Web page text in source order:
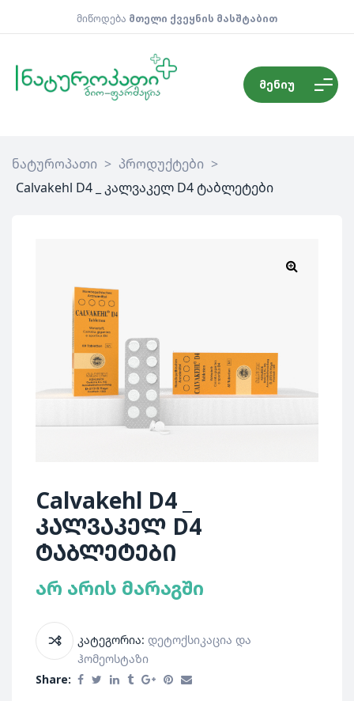
მიწოდება მთელი ქვეყნის მასშტაბით
მენიუ
ნატუროპათი > პროდუქტები >
Calvakehl D4 _ კალვაკელ D4 ტაბლეტები
Calvakehl D4 _
კალვაკელ D4
ტაბლეტები
არ არის მარაგში
კატეგორია: Დეტოქსიკაცია Და
Ჰომეოსტაზი
Share: